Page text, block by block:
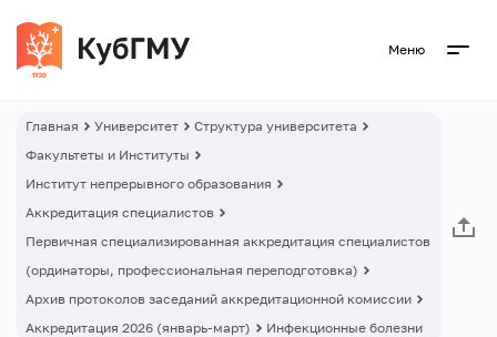
Меню
Главная Университет
Структура университета
Факультеты и Институты
Институт непрерывного образования
Аккредитация специалистов
Первичная специализированная аккредитация специалистов
(ординаторы, профессиональная переподготовка)
Архив протоколов заседаний аккредитационной комиссии
Аккредитация 2026 (январь-март)
Инфекционные болезни